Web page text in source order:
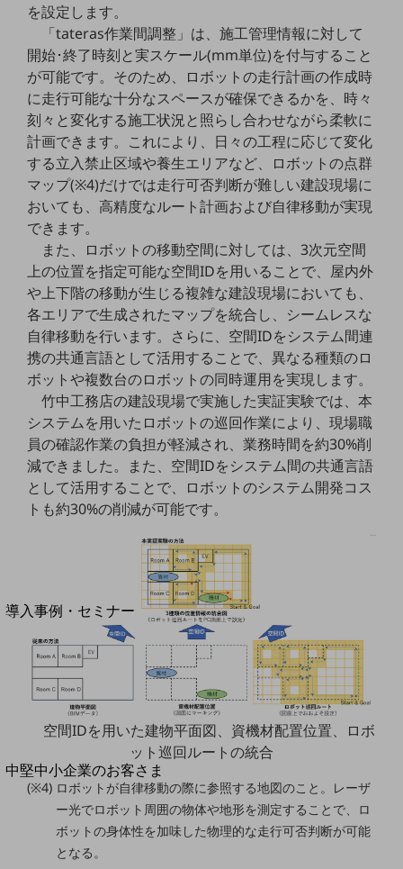
通信モジュール製品
衛星携帯電話
IOT完了済みメーカーブランド製品
料金
料金TOP
ドコモBiz データ無制限 ドコモ MAX ドコモ mini ドコモBiz かけ放題
ケータイプラン
5Gデータプラス
データプラス
IoT向け回線料金
home5Gプラン
モバイルサービス
端末の一元管理
セキュリティ
運用保守・故障紛失サポート
回線・ネットワーク
お手続き
別ウィンドウで開きます
サービスをご利用中のお客さま
導入事例・セミナー
最新の導入事例や注目の導入事例をご紹介します
セミナー
開催・出展する各種セミナー、イベント情報をご紹介します
別ウィンドウで開きます
中堅中小企業のお客さま
NTTドコモビジネスウォッチ
ビジネスお役立ち情報
旬な話題やお役立ち資料などDXの課題を
解決するヒントをお届けする記事サイト
を設定します。
「tateras作業間調整」は、施工管理情報に対して
開始･終了時刻と実スケール(mm単位)を付与すること
が可能です。そのため、ロボットの走行計画の作成時
に走行可能な十分なスペースが確保できるかを、時々
刻々と変化する施工状況と照らし合わせながら柔軟に
計画できます。これにより、日々の工程に応じて変化
する立入禁止区域や養生エリアなど、ロボットの点群
マップ(※4)だけでは走行可否判断が難しい建設現場に
おいても、高精度なルート計画および自律移動が実現
できます。
また、ロボットの移動空間に対しては、3次元空間
上の位置を指定可能な空間IDを用いることで、屋内外
や上下階の移動が生じる複雑な建設現場においても、
各エリアで生成されたマップを統合し、シームレスな
自律移動を行います。さらに、空間IDをシステム間連
携の共通言語として活用することで、異なる種類のロ
ボットや複数台のロボットの同時運用を実現します。
竹中工務店の建設現場で実施した実証実験では、本
システムを用いたロボットの巡回作業により、現場職
員の確認作業の負担が軽減され、業務時間を約30%削
減できました。また、空間IDをシステム間の共通言語
として活用することで、ロボットのシステム開発コス
トも約30%の削減が可能です。
空間IDを用いた建物平面図、資機材配置位置、ロボ
ット巡回ルートの統合
(※4) ロボットが自律移動の際に参照する地図のこと。レーザ
ー光でロボット周囲の物体や地形を測定することで、ロ
ボットの身体性を加味した物理的な走行可否判断が可能
となる。